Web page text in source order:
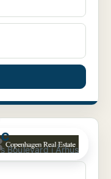
Boulevard i Århus